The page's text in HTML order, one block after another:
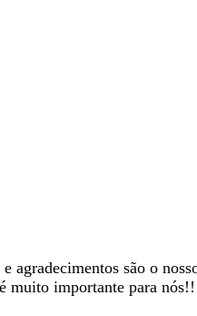
agradecimentos são o
importante para nós!!